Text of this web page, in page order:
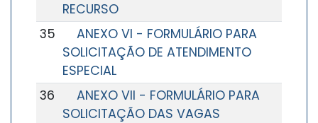
RECURSO
35
ANEXO VI - FORMULÁRIO PARA
SOLICITAÇÃO DE ATENDIMENTO
ESPECIAL
36
ANEXO VII - FORMULÁRIO PARA
SOLICITAÇÃO DAS VAGAS